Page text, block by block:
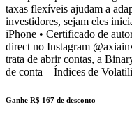
taxas flexíveis ajudam a
investidores, sejam eles
iPhone • Certificado de
direct no Instagram
trata de abrir contas, a
de conta – Índices de
Ganhe R$ 167 de desconto